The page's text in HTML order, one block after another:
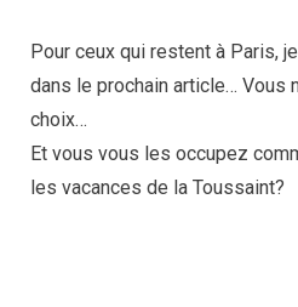
Pour ceux qui restent à Paris,
dans le prochain article… Vous
choix…
Et vous vous les occupez
les vacances de la Toussaint?